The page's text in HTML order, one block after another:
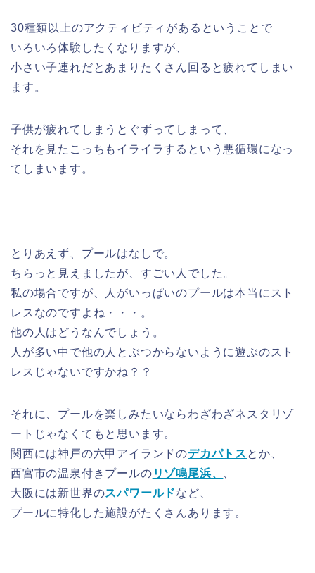
30種類以上のアクティビティがあるということで
いろいろ体験したくなりますが、
小さい子連れだとあまりたくさん回ると疲れてしまい
ます。
子供が疲れてしまうとぐずってしまって、
それを見たこっちもイライラするという悪循環になっ
てしまいます。
とりあえず、プールはなしで。
ちらっと見えましたが、すごい人でした。
私の場合ですが、人がいっぱいのプールは本当にスト
レスなのですよね・・・。
他の人はどうなんでしょう。
人が多い中で他の人とぶつからないように遊ぶのスト
レスじゃないですかね？？
それに、プールを楽しみたいならわざわざネスタリゾ
ートじゃなくてもと思います。
関西には神戸の六甲アイランドのデカパトス とか、
西宮市の温泉付きプールの リゾ鳴尾浜、
大阪には新世界のスパワールドなど、
プールに特化した施設がたくさんあります。